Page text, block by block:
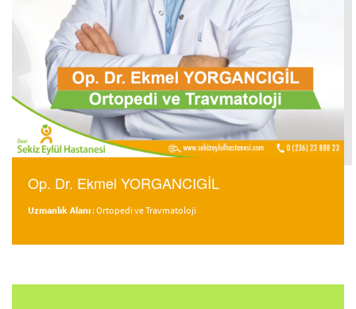
Op. Dr. Ekmel YORGANCIGİL
Uzmanlık Alanı : Ortopedi ve Travmatoloji